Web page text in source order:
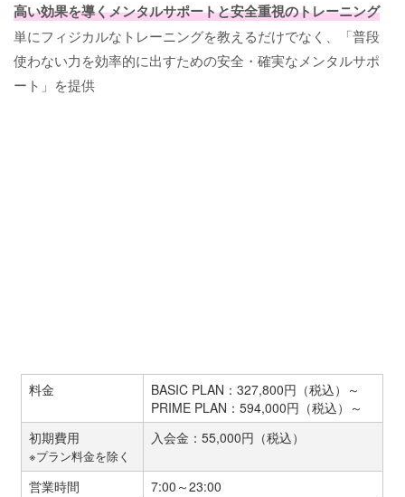
高い効果を導くメンタルサポートと安全重視のトレーニング
単にフィジカルなトレーニングを教えるだけでなく、「普段
使わない力を効率的に出すための安全・確実なメンタルサポ
ート」を提供
料金
BASIC PLAN：327,800円（税込）～
PRIME PLAN：594,000円（税込）～
初期費用
※プラン料金を除く
入会金：55,000円（税込）
営業時間
7:00～23:00